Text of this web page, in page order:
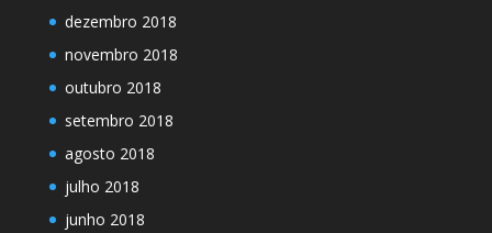
dezembro 2018
novembro 2018
outubro 2018
setembro 2018
agosto 2018
julho 2018
junho 2018